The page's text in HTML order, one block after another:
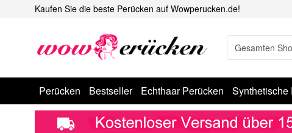
Kaufen Sie die beste Perücken auf Wowperucken.de!
Perücken Bestseller Echthaar Perücken Synthetische